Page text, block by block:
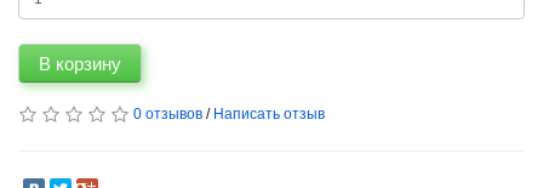
В корзину
0 отзывов / Написать отзыв